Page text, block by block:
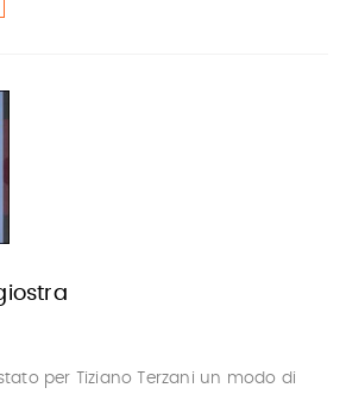
per Tiziano Terzani un modo di